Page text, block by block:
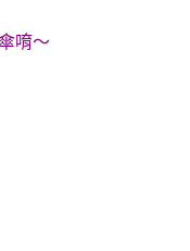
唷～